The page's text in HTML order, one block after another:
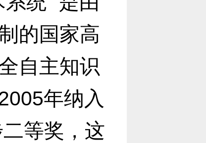
的国家高
自主知识
年纳入
等奖，这